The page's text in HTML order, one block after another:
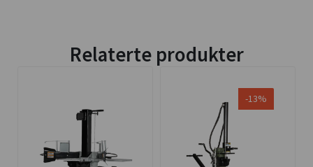
Relaterte produkter
-13%